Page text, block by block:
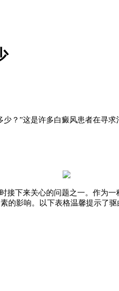
？”这是许多白癜风患者在寻
接下来关心的问题之一。作为
影响。以下表格温馨提示了